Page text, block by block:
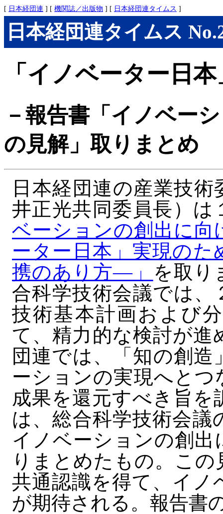
[ 日本経団連 ] [ 機関誌／出版物 ] [ 日本経団連タイムス ]
日本経団連タイムス
「イノベーター日
－報告書「イノベー
の見解」取りまとめ
日本経団連の産業技
井正光共同委員長）は
ベーションの創出に
ーター日本」実現の
携のあり方―」
を取り
合科学技術会議では、
技術基本計画および
て、精力的な検討が進
団連では、「知の創
ーションの実現へと
成果を還元すべき旨
は、総合科学技術会
イノベーションの創
りまとめたもの。こ
共通認識を得て、イノ
が期待される。報告書